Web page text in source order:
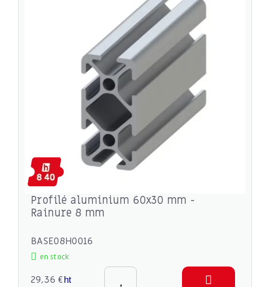
Profilé aluminium 60x30 mm -
Rainure 8 mm
BASE08H0016
en stock
29,36 €ht